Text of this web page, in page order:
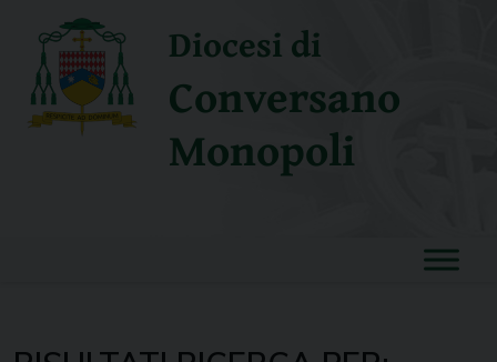
content
Diocesi di
Conversano
Monopoli